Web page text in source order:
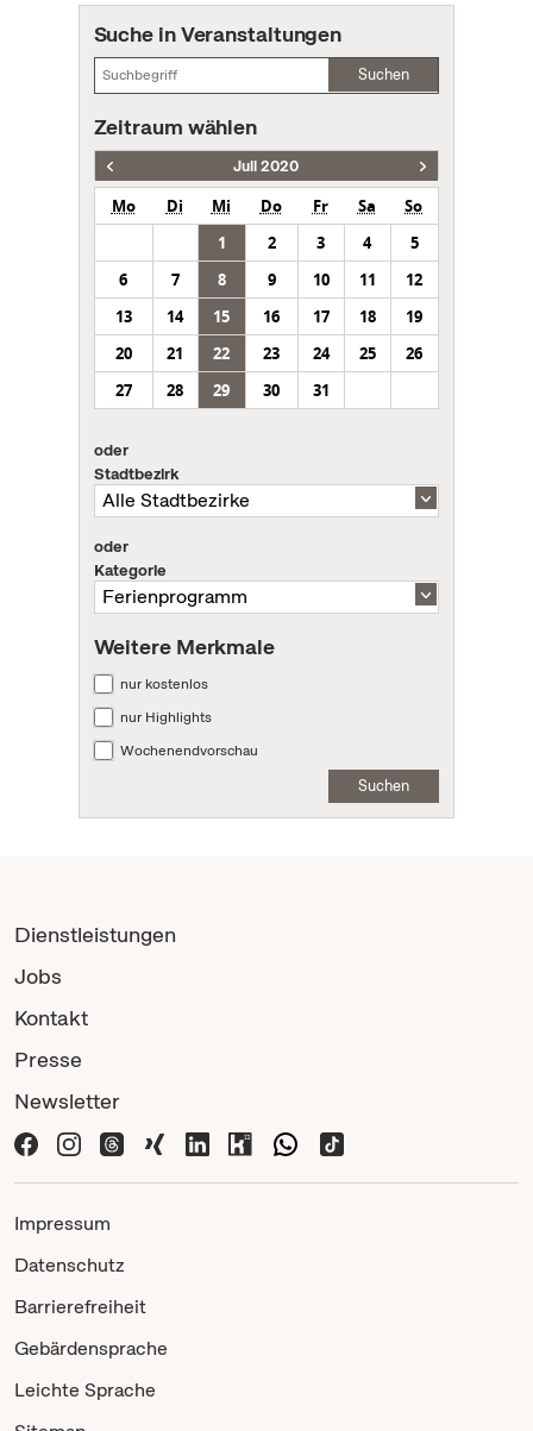
Suche in Veranstaltungen
Suchen
Zeitraum wählen
Juli 2020
Mo Di Mi Do Fr Sa
So
1
2 3 4
5
6
7 8 9 10 11
12
13
14 15 16 17 18
19
20
21 22 23 24 25
26
27
28 29 30 31
oder
Stadtbezirk
oder
Kategorie
Weitere Merkmale
nur kostenlos
nur Highlights
Wochenendvorschau
Suchen
Dienstleistungen
Jobs
Kontakt
Presse
Newsletter
Impressum
Datenschutz
Barrierefreiheit
Gebärdensprache
Leichte Sprache